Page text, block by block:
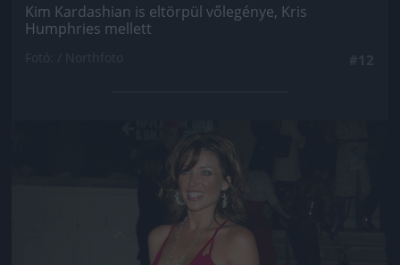
Kim Kardashian is eltörpül vőlegénye, Kris
Humphries mellett
Jön még kép!